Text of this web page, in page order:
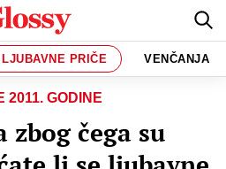
LJUBAVNE PRIČE VENČANJA
2011. GODINE
čega su